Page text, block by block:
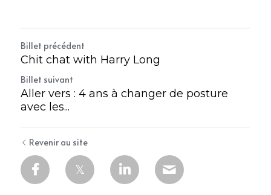
Billet précédent
Chit chat with Harry Long
Billet suivant
Aller vers : 4 ans à changer de posture
avec les...
Revenir au site